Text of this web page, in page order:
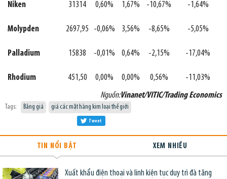
Niken 31314 0,60% 1,67% -10,67% -1,64%
Molypden 2697,95 -0,06% 3,56% -8,65% -5,05%
Palladium 15838 -0,01% 0,64% -2,15% -17,04%
Rhodium 451,50 0,00% 0,00% 0,56% -11,03%
Nguồn:Vinanet/VITIC/Trading Economics
Tags: Bảng giá giá các mặt hàng kim loại thế giới
Tweet
TIN NỔI BẬT XEM NHIỀU
Xuất khẩu điện thoại và linh kiện tục duy trì đà tăng